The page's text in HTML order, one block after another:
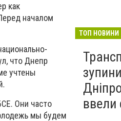
как
началом
что Днепр
учтены
Они часто
мы будем
ТОП НОВИНИ